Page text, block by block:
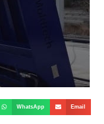
WhatsApp Email